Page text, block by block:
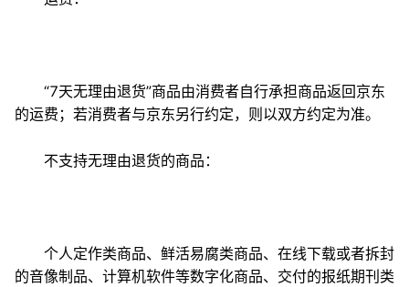
“7天无理由退货”商品由消费者自行承担商品返回京东
的运费；若消费者与京东另行约定，则以双方约定为准。
不支持无理由退货的商品：
个人定作类商品、鲜活易腐类商品、在线下载或者拆封
的音像制品、计算机软件等数字化商品、交付的报纸期刊类